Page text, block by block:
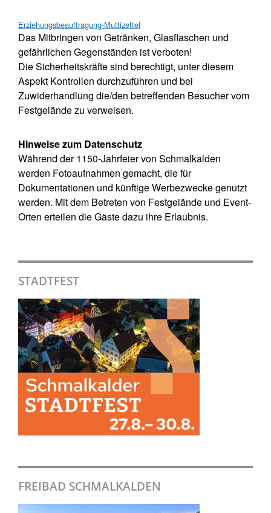
Erziehungsbeauftragung-Muttizettel
Das Mitbringen von Getränken, Glasflaschen und
gefährlichen Gegenständen ist verboten!
Die Sicherheitskräfte sind berechtigt, unter diesem
Aspekt Kontrollen durchzuführen und bei
Zuwiderhandlung die/den betreffenden Besucher vom
Festgelände zu verweisen.
Hinweise zum Datenschutz
Während der 1150-Jahrfeier von Schmalkalden
werden Fotoaufnahmen gemacht, die für
Dokumentationen und künftige Werbezwecke genutzt
werden. Mit dem Betreten von Festgelände und Event-
Orten erteilen die Gäste dazu ihre Erlaubnis.
STADTFEST
FREIBAD SCHMALKALDEN